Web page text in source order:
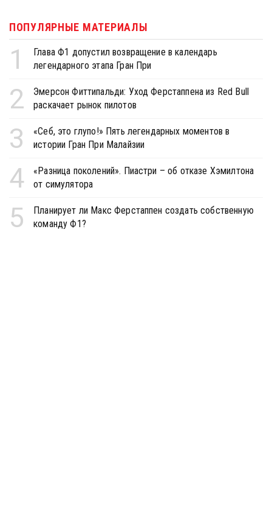
ПОПУЛЯРНЫЕ МАТЕРИАЛЫ
1
Глава Ф1 допустил возвращение в календарь
легендарного этапа Гран При
2
Эмерсон Фиттипальди: Уход Ферстаппена из Red Bull
раскачает рынок пилотов
3
«Себ, это глупо!» Пять легендарных моментов в
истории Гран При Малайзии
4
«Разница поколений». Пиастри – об отказе Хэмилтона
от симулятора
5
Планирует ли Макс Ферстаппен создать собственную
команду Ф1?